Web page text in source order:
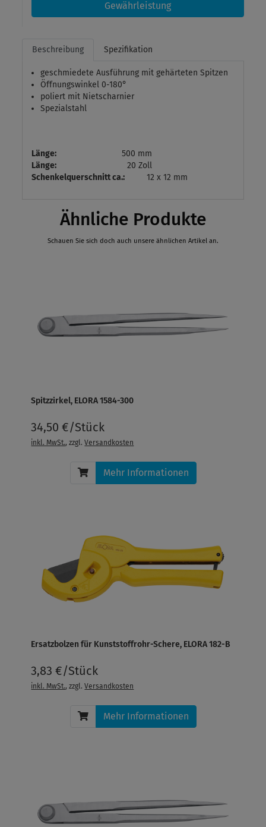
Gewährleistung
Beschreibung Spezifikation
geschmiedete Ausführung mit gehärteten Spitzen
Öffnungswinkel 0-180°
poliert mit Nietscharnier
Spezialstahl
Länge:
500 mm
Länge:
20 Zoll
Schenkelquerschnitt ca.:
12 x 12 mm
Ähnliche Produkte
Schauen Sie sich doch auch unsere ähnlichen Artikel an.
Spitzzirkel, ELORA 1584-300
34,50 €/Stück
inkl. MwSt., zzgl.Versandkosten
Mehr Informationen
Ersatzbolzen für Kunststoffrohr-Schere, ELORA 182-B
3,83 €/Stück
inkl. MwSt., zzgl.Versandkosten
Mehr Informationen